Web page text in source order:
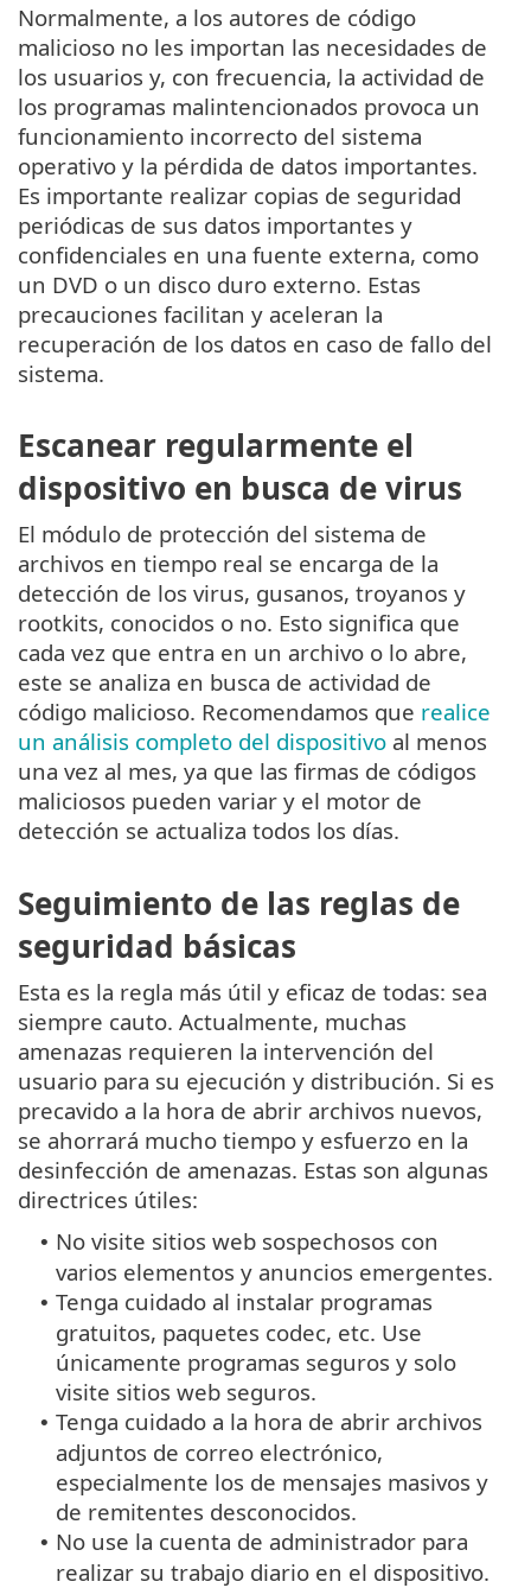
Normalmente, a los autores de código
malicioso no les importan las necesidades de
los usuarios y, con frecuencia, la actividad de
los programas malintencionados provoca un
funcionamiento incorrecto del sistema
operativo y la pérdida de datos importantes.
Es importante realizar copias de seguridad
periódicas de sus datos importantes y
confidenciales en una fuente externa, como
un DVD o un disco duro externo. Estas
precauciones facilitan y aceleran la
recuperación de los datos en caso de fallo del
sistema.
Escanear regularmente el
dispositivo en busca de virus
El módulo de protección del sistema de
archivos en tiempo real se encarga de la
detección de los virus, gusanos, troyanos y
rootkits, conocidos o no. Esto significa que
cada vez que entra en un archivo o lo abre,
este se analiza en busca de actividad de
código malicioso. Recomendamos que realice
un análisis completo del dispositivo al menos
una vez al mes, ya que las firmas de códigos
maliciosos pueden variar y el motor de
detección se actualiza todos los días.
Seguimiento de las reglas de
seguridad básicas
Esta es la regla más útil y eficaz de todas: sea
siempre cauto. Actualmente, muchas
amenazas requieren la intervención del
usuario para su ejecución y distribución. Si es
precavido a la hora de abrir archivos nuevos,
se ahorrará mucho tiempo y esfuerzo en la
desinfección de amenazas. Estas son algunas
directrices útiles:
• No visite sitios web sospechosos con
varios elementos y anuncios emergentes.
• Tenga cuidado al instalar programas
gratuitos, paquetes codec, etc. Use
únicamente programas seguros y solo
visite sitios web seguros.
• Tenga cuidado a la hora de abrir archivos
adjuntos de correo electrónico,
especialmente los de mensajes masivos y
de remitentes desconocidos.
• No use la cuenta de administrador para
realizar su trabajo diario en el dispositivo.